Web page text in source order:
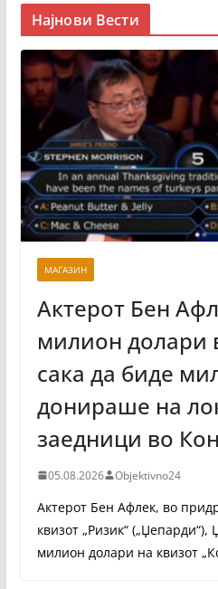
Најнови Вести
МАГАЗИН
Актерот Бен
милион долари
сака да биде
донираше на
заедници во
05.08.2026 Objektivno24
Актерот Бен Афлек, во
квизот „Ризик“ („Џепарди“),
милион долари на квизот